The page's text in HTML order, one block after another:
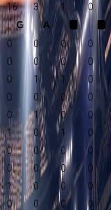
16 3 1 0
G A
0 0 0
0
0 0 0
0
0 1 1
0
0 0 0
0
0 1 0
0
1 0 1
0
0 0 0
0
0 0 0
0
1 0 0
0
0 0 0
0